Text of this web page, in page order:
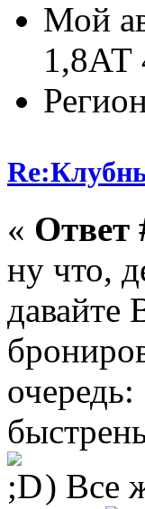
Мой
1,8АТ
« Ответ
ну что,
давайте
) Все